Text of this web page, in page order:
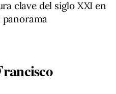
clave del siglo XXI en
panorama